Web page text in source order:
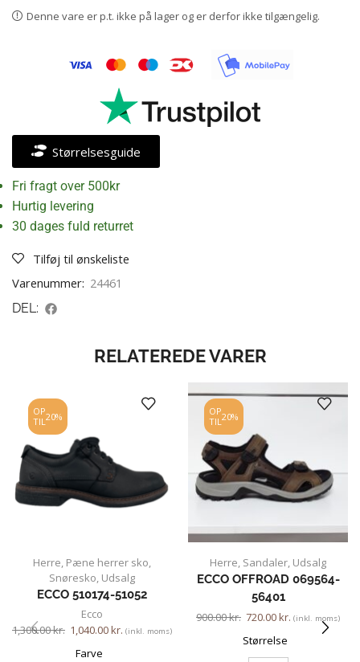
Denne vare er p.t. ikke på lager og er derfor ikke tilgængelig.
Størrelsesguide
Fri fragt over 500kr
Hurtig levering
30 dages fuld returret
Tilføj til ønskeliste
Varenummer: 24461
DEL:
RELATEREDE VARER
OP
TIL20%
Herre, Pæne herrer sko,
Snøresko, Udsalg
ECCO 510174-51052
Ecco
1,300.00kr. 1,040.00kr. (inkl. moms)
Farve
OP
TIL20%
Herre, Sandaler, Udsalg
ECCO OFFROAD 069564-
56401
900.00kr. 720.00kr. (inkl. moms)
Størrelse